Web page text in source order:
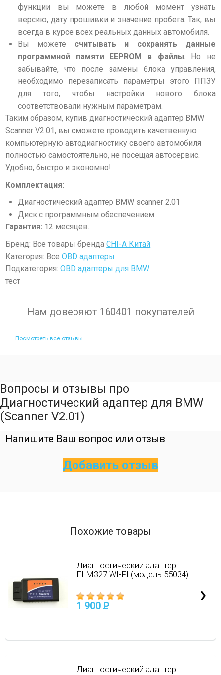
функции вы можете в любой момент узнать
версию, дату прошивки и значение пробега. Так, вы
всегда в курсе всех реальных данных автомобиля.
Вы можете считывать и сохранять данные
программной памяти EEPROM в файлы. Но не
забывайте, что после замены блока управления,
необходимо перезаписать параметры этого ППЗУ
для того, чтобы настройки нового блока
соответствовали нужным параметрам.
Таким образом, купив диагностический адаптер BMW
Scanner V2.01, вы сможете проводить качетвенную
компьютерную автодиагностику своего автомобиля
полностью самостоятельно, не посещая автосервис.
Удобно, быстро и экономно!
Комплектация:
Диагностический адаптер BMW scanner 2.01
Диск с программным обеспечением
Гарантия: 12 месяцев.
Бренд: Все товары брендаCHI-A Китай
Категория: ВсеOBD адаптеры
Подкатегория:OBD адаптеры для BMW
тест
Нам доверяют 160401 покупателей
Посмотреть все отзывы
Вопросы и отзывы про
Диагностический адаптер для BMW
(Scanner V2.01)
Напишите Ваш вопрос или отзыв
Добавить отзыв
Похожие товары
Диагностический адаптер
ELM327 WI-FI (модель 55034)
1 900 P
Диагностический адаптер